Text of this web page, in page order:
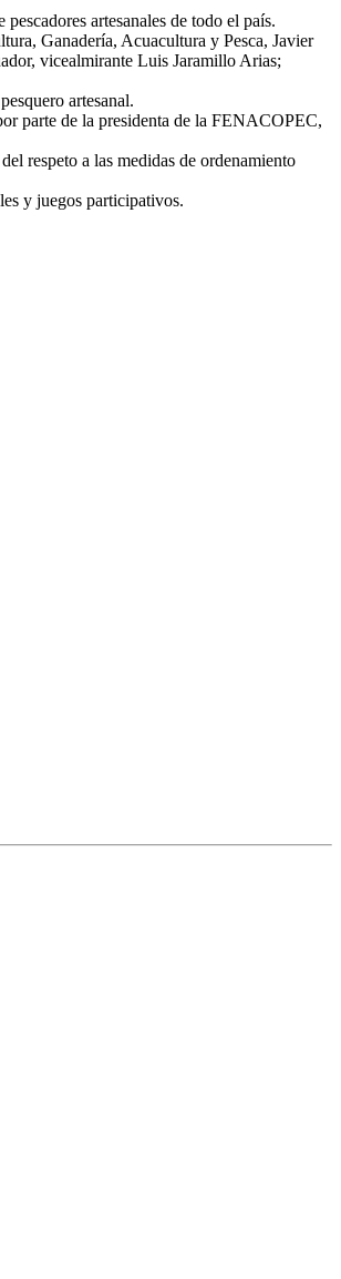
artesanales de todo el país.
Ganadería, Acuacultura y Pesca, Javier
vicealmirante Luis Jaramillo Arias;
artesanal.
parte de la presidenta de la FENACOPEC,
respeto a las medidas de ordenamiento
y juegos participativos.